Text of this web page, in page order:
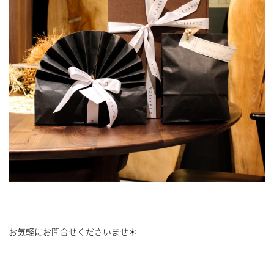
お気軽にお問合せくださいませ＊